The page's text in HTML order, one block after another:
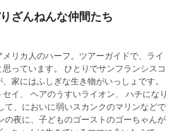
ざんねんな仲間たち
リカ人のハーフ。ツアーガイドで、ライ
っています。 ひとりでサンフランシスコ
家にはふしぎな生き物がいっしょです。
イ、 ヘアのうすいライオン、 ハチになり
て、においに弱いスカンクのマリンなどで
の夜に、子どものゴーストのゴーちゃんが